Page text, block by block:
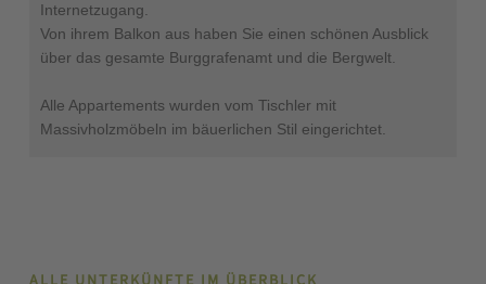
Internetzugang.
Von ihrem Balkon aus haben Sie einen schönen Ausblick
über das gesamte Burggrafenamt und die Bergwelt.
Alle Appartements wurden vom Tischler mit
Massivholzmöbeln im bäuerlichen Stil eingerichtet.